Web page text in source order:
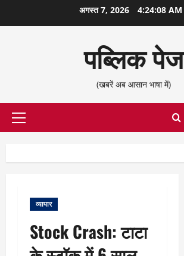
सामग्री
अगस्त 7, 2026 4:24:08 AM
पब्लिक पेज
(खबरें अब आसान भाषा में)
प्राथमिक
व्यापार
Stock Crash: टाटा